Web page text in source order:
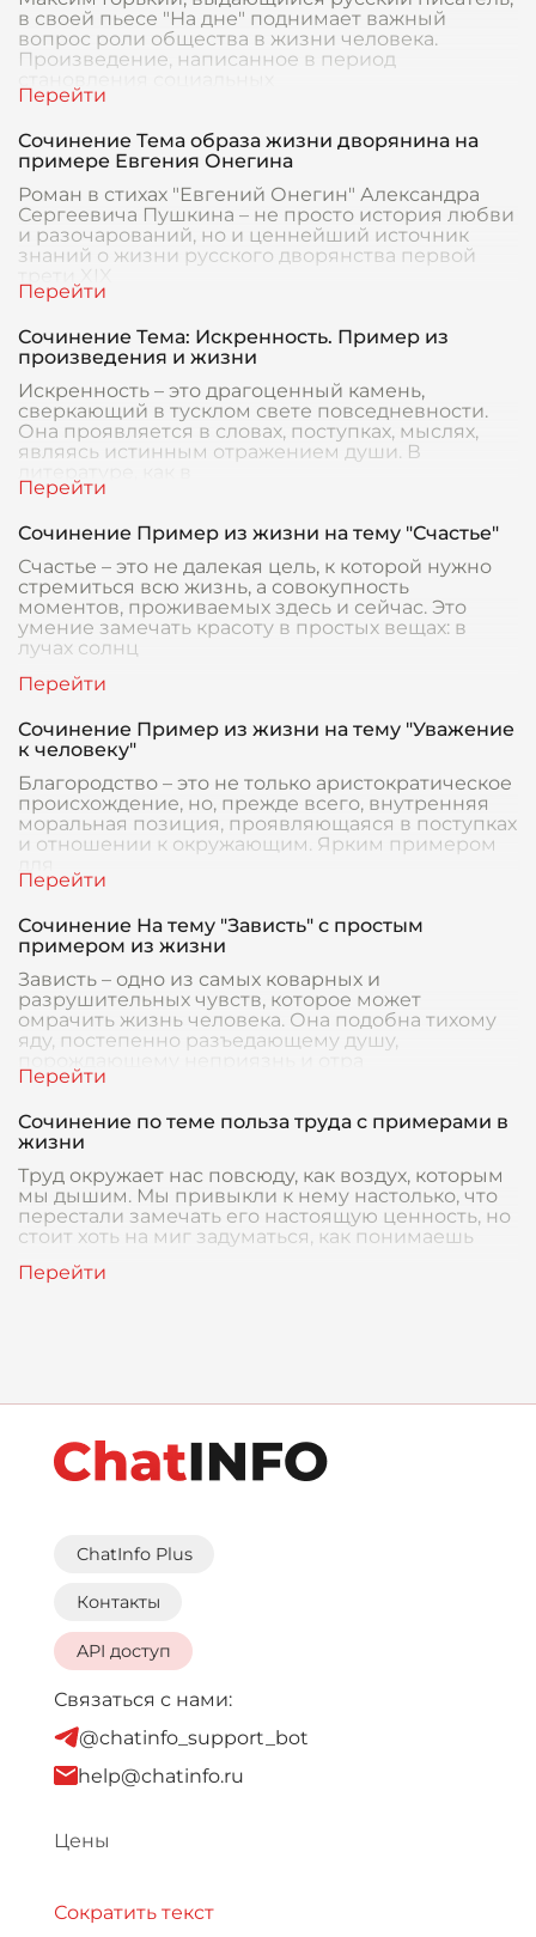
в своей пьесе "На дне" поднимает важный
вопрос роли общества в жизни человека.
Произведение, написанное в период
Сочинение Тема образа жизни дворянина на
примере Евгения Онегина
Роман в стихах "Евгений Онегин" Александра
Сергеевича Пушкина – не просто история любви
и разочарований, но и ценнейший источник
знаний о жизни русского дворянства первой
трети XIX
Сочинение Тема: Искренность. Пример из
произведения и жизни
Искренность – это драгоценный камень,
сверкающий в тусклом свете повседневности.
Она проявляется в словах, поступках, мыслях,
являясь истинным отражением души. В
Сочинение Пример из жизни на тему "Счастье"
Счастье – это не далекая цель, к которой нужно
стремиться всю жизнь, а совокупность
моментов, проживаемых здесь и сейчас. Это
умение замечать красоту в простых вещах: в
лучах солнц
Сочинение Пример из жизни на тему "Уважение
к человеку"
Благородство – это не только аристократическое
происхождение, но, прежде всего, внутренняя
моральная позиция, проявляющаяся в поступках
и отношении к окружающим. Ярким примером
Сочинение На тему "Зависть" с простым
примером из жизни
Зависть – одно из самых коварных и
разрушительных чувств, которое может
омрачить жизнь человека. Она подобна тихому
яду, постепенно разъедающему душу,
Сочинение по теме польза труда с примерами в
жизни
Труд окружает нас повсюду, как воздух, которым
мы дышим. Мы привыкли к нему настолько, что
перестали замечать его настоящую ценность, но
стоит хоть на миг задуматься, как понимаешь
ChatInfo Plus
Контакты
API доступ
Связаться с нами:
@chatinfo_support_bot
help@chatinfo.ru
Цены
Сократить текст